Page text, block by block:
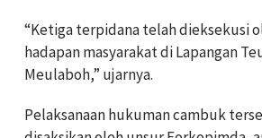
“Ketiga terpidana telah dieksekusi
hadapan masyarakat di Lapangan
Meulaboh,” ujarnya.
Pelaksanaan hukuman cambuk